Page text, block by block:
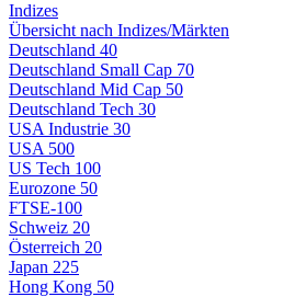
Indizes
Übersicht nach Indizes/Märkten
Deutschland 40
Deutschland Small Cap 70
Deutschland Mid Cap 50
Deutschland Tech 30
USA Industrie 30
USA 500
US Tech 100
Eurozone 50
FTSE-100
Schweiz 20
Österreich 20
Japan 225
Hong Kong 50